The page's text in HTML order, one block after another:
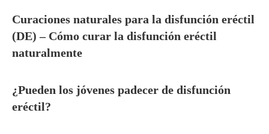
Curaciones naturales para la disfunción eréctil
(DE) – Cómo curar la disfunción eréctil
naturalmente
¿Pueden los jóvenes padecer de disfunción
eréctil?